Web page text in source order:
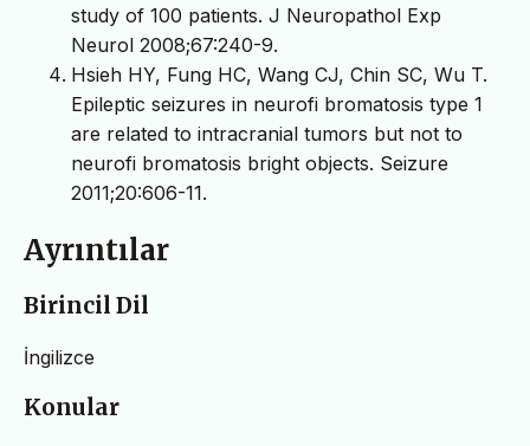
study of 100 patients. J Neuropathol Exp
Neurol 2008;67:240-9.
Hsieh HY, Fung HC, Wang CJ, Chin SC, Wu T.
Epileptic seizures in neurofi bromatosis type 1
are related to intracranial tumors but not to
neurofi bromatosis bright objects. Seizure
2011;20:606-11.
Ayrıntılar
Birincil Dil
İngilizce
Konular